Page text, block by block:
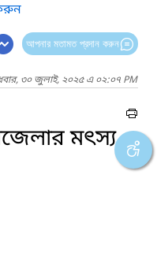
আপনার মতামত প্রদান করুন
৩০ জুলাই, ২০২৫ এ ০২:০৭ PM
মৎস্য